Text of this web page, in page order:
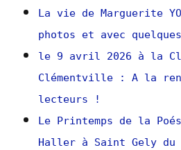
La vie de Marguerite
photos et avec
le 9 avril 2026 à la
Clémentville : A la
lecteurs !
Le Printemps de la
Haller à Saint Gely du